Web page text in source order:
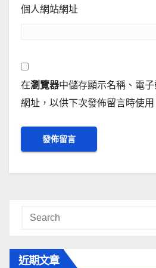
個人網站網址
在瀏覽器中儲存顯示名稱、電
網址，以供下次發佈留言時使用
近期文章